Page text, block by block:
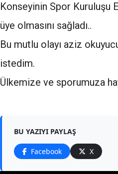
Konseyinin Spor Kuruluşu
üye olmasını sağladı..
Bu mutlu olayı aziz
istedim.
Ülkemize ve sporumuza
BU YAZIYI PAYLAŞ
Facebook X